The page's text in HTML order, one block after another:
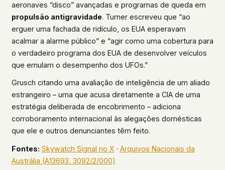
aeronaves “disco” avançadas e programas de queda em
propulsão antigravidade. Turner escreveu que “ao
erguer uma fachada de ridículo, os EUA esperavam
acalmar a alarme público” e “agir como uma cobertura para
o verdadeiro programa dos EUA de desenvolver veículos
que emulam o desempenho dos UFOs.”
Grusch citando uma avaliação de inteligência de um aliado
estrangeiro – uma que acusa diretamente a CIA de uma
estratégia deliberada de encobrimento – adiciona
corroboramento internacional às alegações domésticas
que ele e outros denunciantes têm feito.
Fontes: Skywatch Signal no X · Arquivos Nacionais da
Austrália (A13693, 3092/2/000)